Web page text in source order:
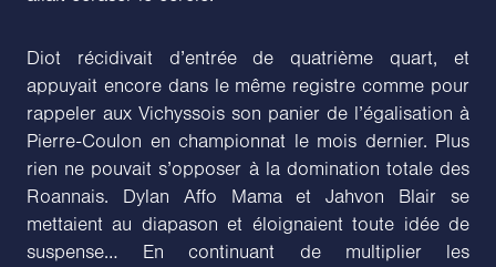
Diot récidivait d’entrée de quatrième quart, et
appuyait encore dans le même registre comme pour
rappeler aux Vichyssois son panier de l’égalisation à
Pierre-Coulon en championnat le mois dernier. Plus
rien ne pouvait s’opposer à la domination totale des
Roannais. Dylan Affo Mama et Jahvon Blair se
mettaient au diapason et éloignaient toute idée de
suspense… En continuant de multiplier les